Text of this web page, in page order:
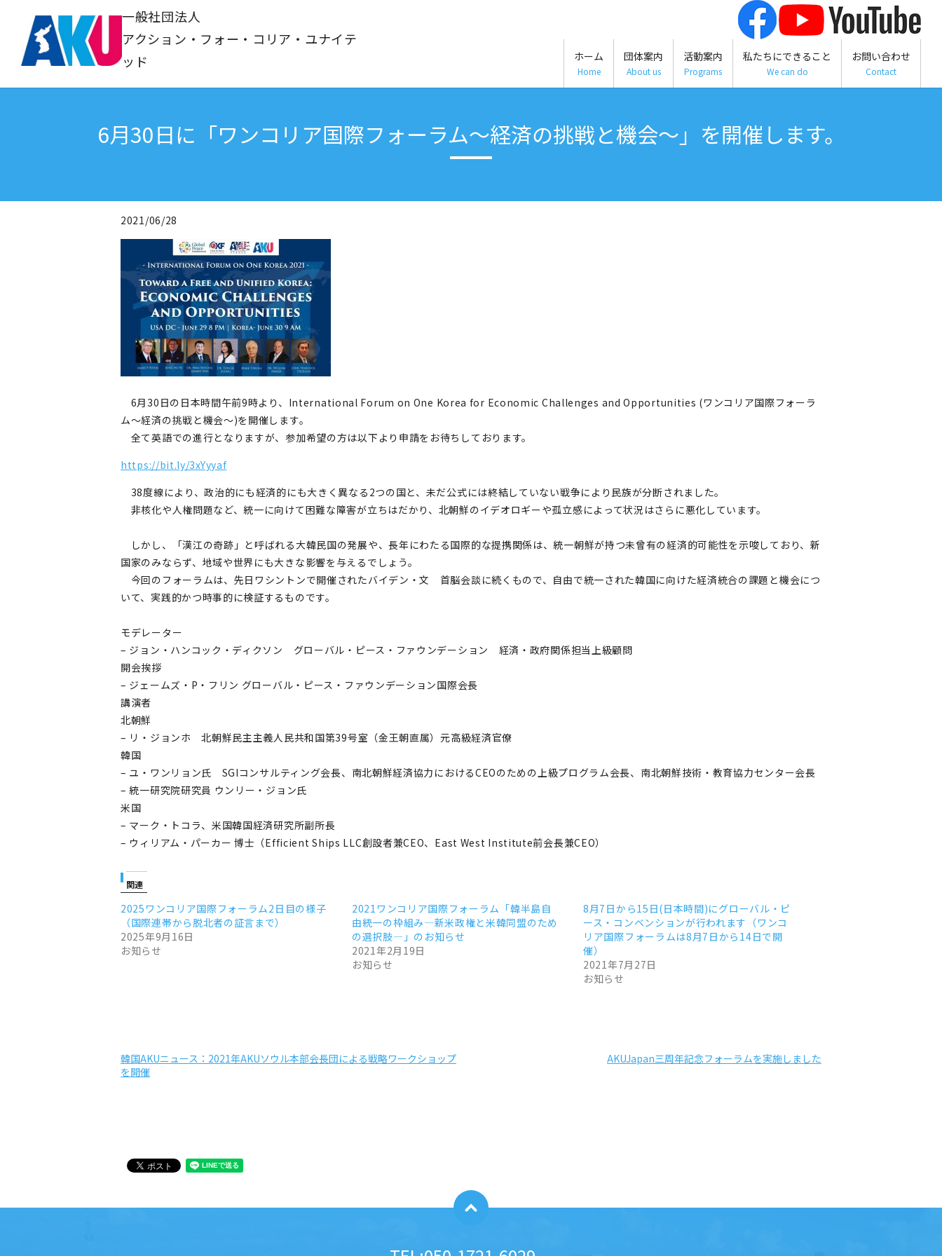
一般社団法人
アクション・フォー・コリア・ユナイテ
ッド
ホーム
Home
団体案内
About us
活動案内
Programs
私たちにできること
We can do
お問い合わせ
Contact
6月30日に「ワンコリア国際フォーラム～経済の挑戦と機会～」を開催します。
2021/06/28
6月30日の日本時間午前9時より、International Forum on One Korea for Economic Challenges and Opportunities (ワンコリア国際フォーラ
ム～経済の挑戦と機会～)を開催します。
全て英語での進行となりますが、参加希望の方は以下より申請をお待ちしております。
https://bit.ly/3xYyyaf
38度線により、政治的にも経済的にも大きく異なる2つの国と、未だ公式には終結していない戦争により民族が分断されました。
非核化や人権問題など、統一に向けて困難な障害が立ちはだかり、北朝鮮のイデオロギーや孤立感によって状況はさらに悪化しています。
しかし、「漢江の奇跡」と呼ばれる大韓民国の発展や、長年にわたる国際的な提携関係は、統一朝鮮が持つ未曾有の経済的可能性を示唆しており、新
国家のみならず、地域や世界にも大きな影響を与えるでしょう。
今回のフォーラムは、先日ワシントンで開催されたバイデン・文 首脳会談に続くもので、自由で統一された韓国に向けた経済統合の課題と機会につ
いて、実践的かつ時事的に検証するものです。
モデレーター
– ジョン・ハンコック・ディクソン グローバル・ピース・ファウンデーション 経済・政府関係担当上級顧問
開会挨拶
– ジェームズ・P・フリン グローバル・ピース・ファウンデーション国際会長
講演者
北朝鮮
– リ・ジョンホ 北朝鮮民主主義人民共和国第39号室（金王朝直属）元高級経済官僚
韓国
– ユ・ワンリョン氏 SGIコンサルティング会長、南北朝鮮経済協力におけるCEOのための上級プログラム会長、南北朝鮮技術・教育協力センター会長
– 統一研究院研究員 ウンリー・ジョン氏
米国
– マーク・トコラ、米国韓国経済研究所副所長
– ウィリアム・パーカー 博士（Efficient Ships LLC創設者兼CEO、East West Institute前会長兼CEO）
関連
2025ワンコリア国際フォーラム2日目の様子
（国際連帯から脱北者の証言まで）
2025年9月16日
お知らせ
2021ワンコリア国際フォーラム「韓半島自
由統一の枠組み―新米政権と米韓同盟のため
の選択肢―」のお知らせ
2021年2月19日
お知らせ
8月7日から15日(日本時間)にグローバル・ピ
ース・コンベンションが行われます（ワンコ
リア国際フォーラムは8月7日から14日で開
催）
2021年7月27日
お知らせ
韓国AKUニュース：2021年AKUソウル本部会長団による戦略ワークショップ
を開催
AKUJapan三周年記念フォーラムを実施しました